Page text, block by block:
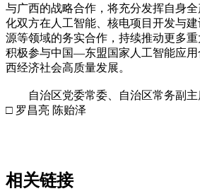
与广西的战略合作，将充分发挥自身
化双方在人工智能、核电项目开发与
源等领域的务实合作，持续推动更多重
积极参与中国—东盟国家人工智能应
西经济社会高质量发展。
自治区党委常委、自治区常务副主
□ 罗昌亮 陈贻泽
相关链接